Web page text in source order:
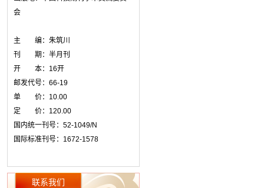
会
主 编：朱筑川
刊 期：半月刊
开 本：16开
邮发代号：66-19
单 价：10.00
定 价：120.00
国内统一刊号：52-1049/N
国际标准刊号：1672-1578
联系我们